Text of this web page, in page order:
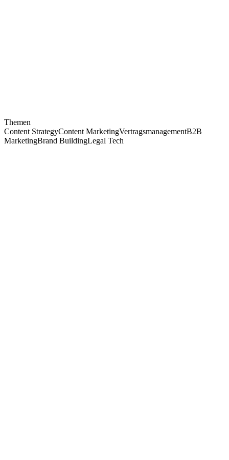
Themen
Content StrategyContent MarketingVertragsmanagementB2B
MarketingBrand BuildingLegal Tech